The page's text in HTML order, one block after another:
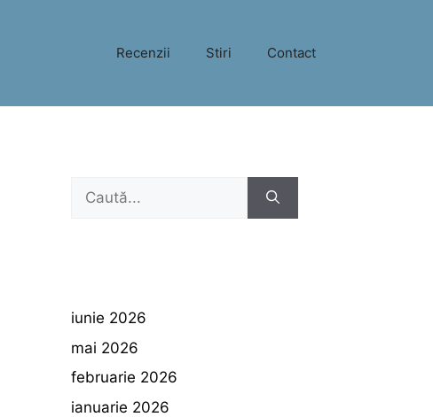
Recenzii Stiri Contact
Caută
iunie 2026
mai 2026
februarie 2026
ianuarie 2026